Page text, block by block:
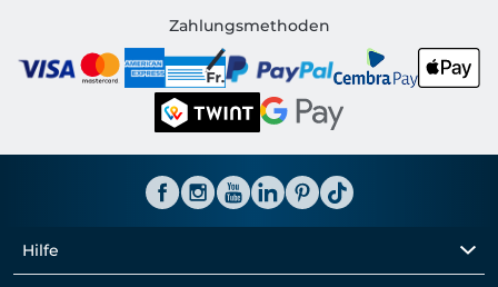
Shirtinator CH
Zahlungsmethoden
Hilfe